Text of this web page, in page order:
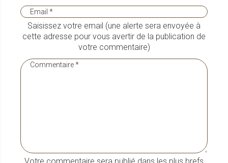
Saisissez votre email (une alerte sera envoyée à
cette adresse pour vous avertir de la publication de
votre commentaire)